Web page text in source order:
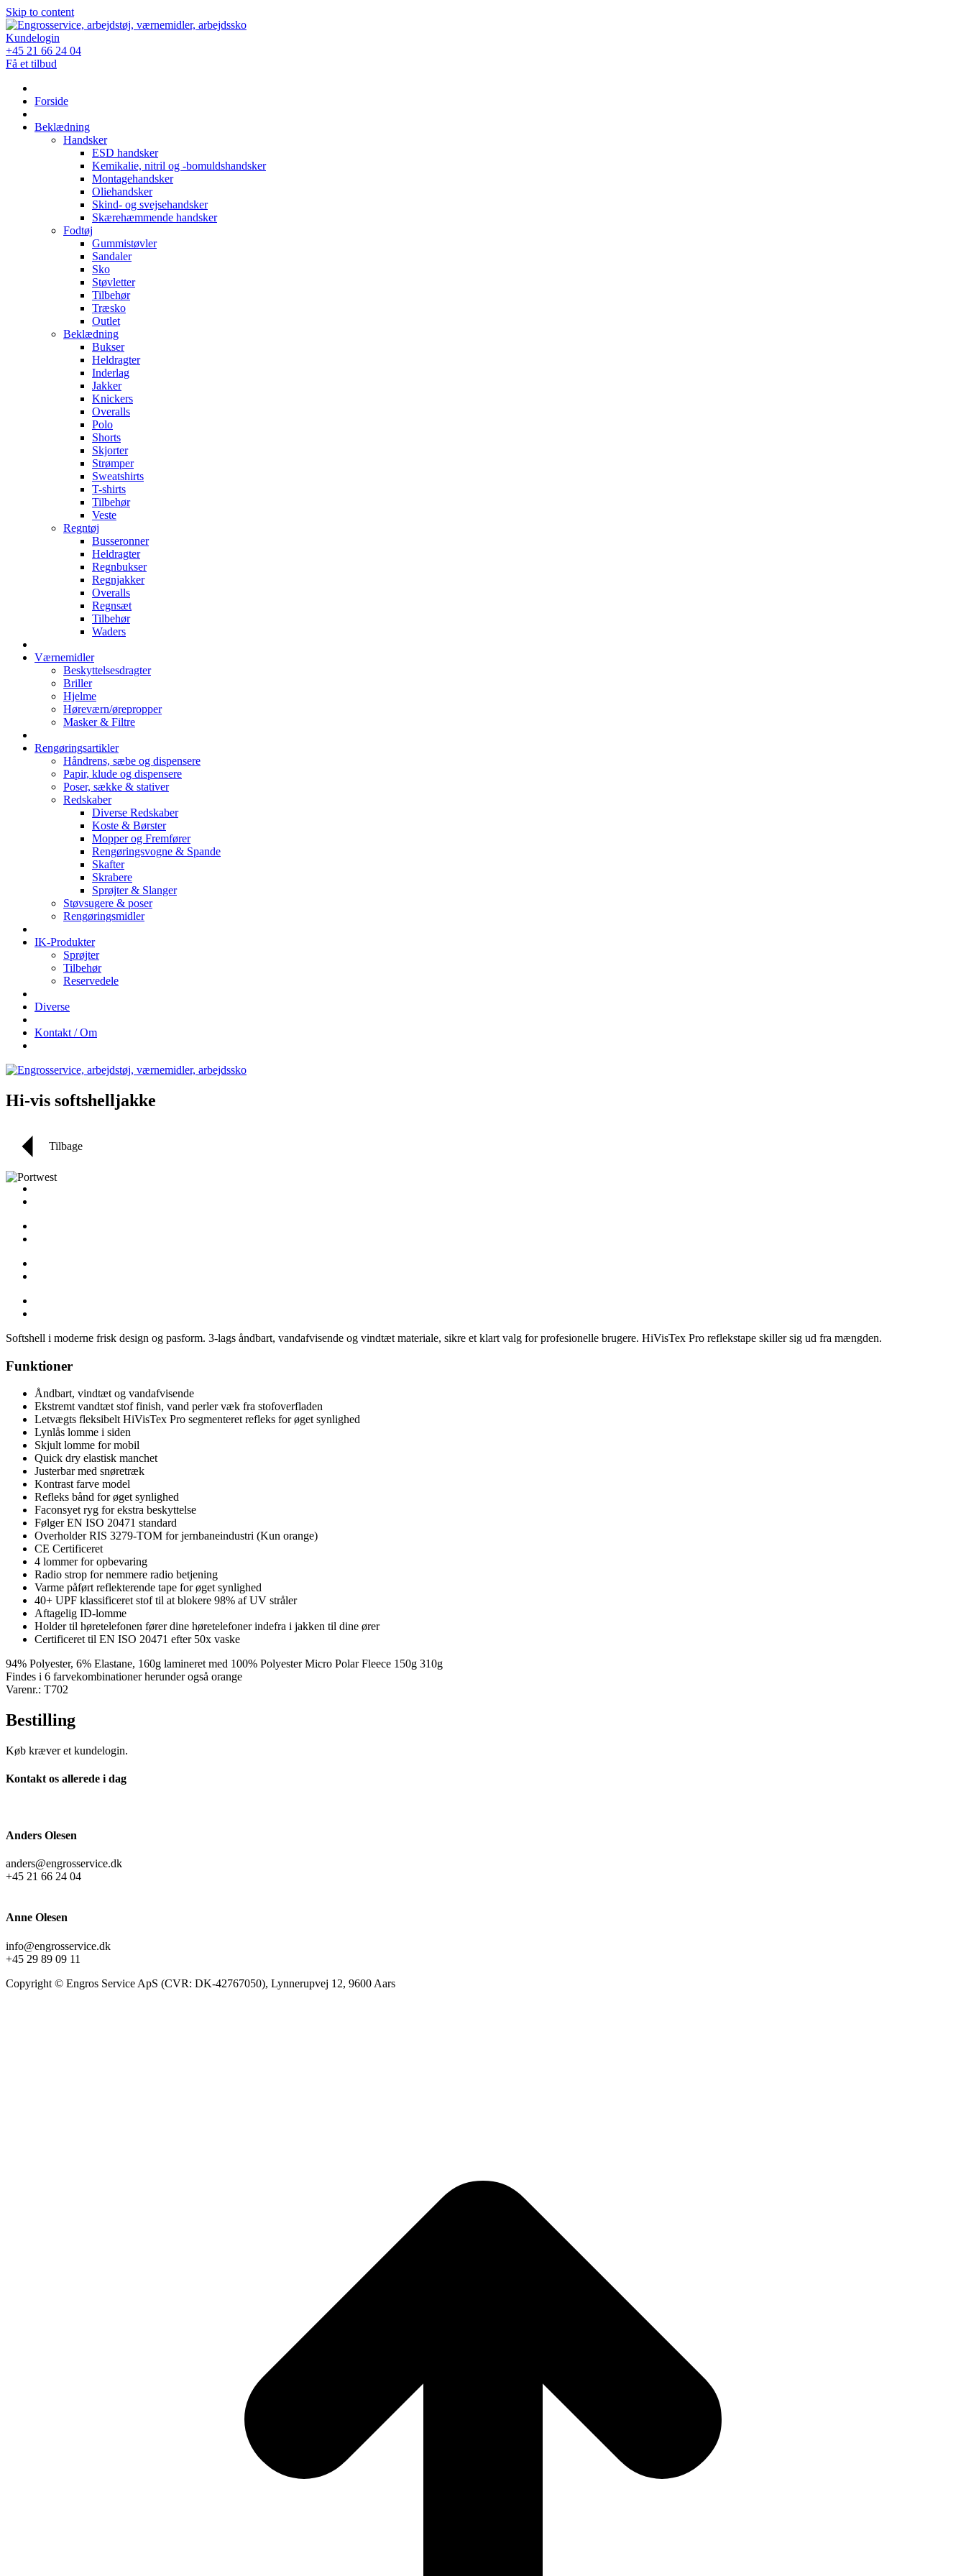
Skip to content
Kundelogin
+45 21 66 24 04
Få et tilbud
Forside
Beklædning
Handsker
ESD handsker
Kemikalie, nitril og -bomuldshandsker
Montagehandsker
Oliehandsker
Skind- og svejsehandsker
Skærehæmmende handsker
Fodtøj
Gummistøvler
Sandaler
Sko
Støvletter
Tilbehør
Træsko
Outlet
Beklædning
Bukser
Heldragter
Inderlag
Jakker
Knickers
Overalls
Polo
Shorts
Skjorter
Strømper
Sweatshirts
T-shirts
Tilbehør
Veste
Regntøj
Busseronner
Heldragter
Regnbukser
Regnjakker
Overalls
Regnsæt
Tilbehør
Waders
Værnemidler
Beskyttelsesdragter
Briller
Hjelme
Høreværn/ørepropper
Masker & Filtre
Rengøringsartikler
Håndrens, sæbe og dispensere
Papir, klude og dispensere
Poser, sække & stativer
Redskaber
Diverse Redskaber
Koste & Børster
Mopper og Fremfører
Rengøringsvogne & Spande
Skafter
Skrabere
Sprøjter & Slanger
Støvsugere & poser
Rengøringsmidler
IK-Produkter
Sprøjter
Tilbehør
Reservedele
Diverse
Kontakt / Om
Hi-vis softshelljakke
Tilbage
Softshell i moderne frisk design og pasform. 3-lags åndbart, vandafvisende og vindtæt materiale, sikre et klart valg for profesionelle brugere. HiVisTex Pro reflekstape skiller sig ud fra mængden.
Funktioner
Åndbart, vindtæt og vandafvisende
Ekstremt vandtæt stof finish, vand perler væk fra stofoverfladen
Letvægts fleksibelt HiVisTex Pro segmenteret refleks for øget synlighed
Lynlås lomme i siden
Skjult lomme for mobil
Quick dry elastisk manchet
Justerbar med snøretræk
Kontrast farve model
Refleks bånd for øget synlighed
Faconsyet ryg for ekstra beskyttelse
Følger EN ISO 20471 standard
Overholder RIS 3279-TOM for jernbaneindustri (Kun orange)
CE Certificeret
4 lommer for opbevaring
Radio strop for nemmere radio betjening
Varme påført reflekterende tape for øget synlighed
40+ UPF klassificeret stof til at blokere 98% af UV stråler
Aftagelig ID-lomme
Holder til høretelefonen fører dine høretelefoner indefra i jakken til dine ører
Certificeret til EN ISO 20471 efter 50x vaske
94% Polyester, 6% Elastane, 160g lamineret med 100% Polyester Micro Polar Fleece 150g 310g
Findes i 6 farvekombinationer herunder også orange
Varenr.: T702
Bestilling
Køb kræver et kundelogin.
Kontakt os allerede i dag
Anders Olesen
anders@engrosservice.dk
+45 21 66 24 04
Anne Olesen
info@engrosservice.dk
+45 29 89 09 11
Copyright © Engros Service ApS (CVR: DK-42767050), Lynnerupvej 12, 9600 Aars